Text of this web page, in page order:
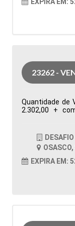
23262 -
Quantidade de
2.302,00 +
contratação:
Atuação:
Características
EXPIRA EM: